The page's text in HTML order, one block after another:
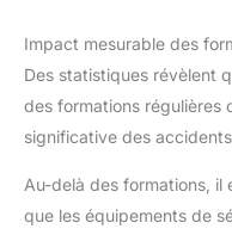
Impact mesurable des
Des statistiques révèlent
des formations régulières
significative des
Au-delà des formations,
que les équipements de